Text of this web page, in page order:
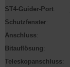
ST4-Guider-Port:
Schutzfenster:
Anschluss:
Bitauflösung:
Teleskopanschluss: